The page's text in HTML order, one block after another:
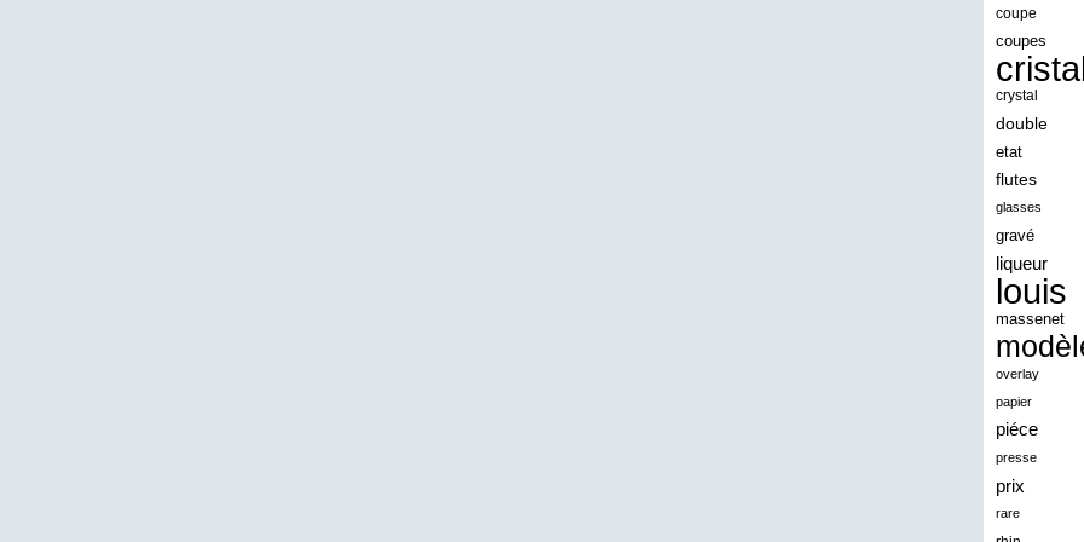
angeles
angoul
animaux
antique
antiquite
apollo
applaudis
arch
architecture
ariel
armonica
arta
coupe
coupes
crystal
double
etat
flutes
glasses
gravé
liqueur
louis
massenet
overlay
papier
piéce
presse
prix
rare